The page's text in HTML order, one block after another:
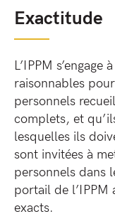
Exactitude
L’IPPM
raisonnables
personnels
complets, et
lesquelles ils
sont invitées à
personnels dans
portail de l’IPPM
exacts.